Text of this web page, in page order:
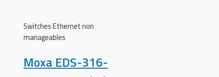
Switches Ethernet non
manageables
Moxa EDS-316-